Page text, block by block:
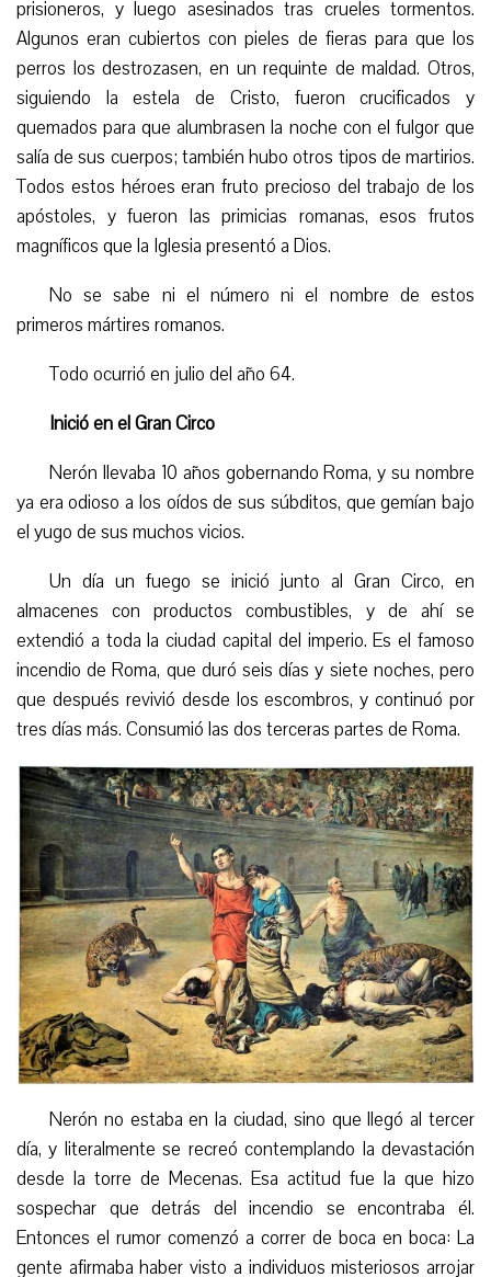
prisioneros, y luego asesinados tras crueles tormentos.
Algunos eran cubiertos con pieles de fieras para que los
perros los destrozasen, en un requinte de maldad. Otros,
siguiendo la estela de Cristo, fueron crucificados y
quemados para que alumbrasen la noche con el fulgor que
salía de sus cuerpos; también hubo otros tipos de martirios.
Todos estos héroes eran fruto precioso del trabajo de los
apóstoles, y fueron las primicias romanas, esos frutos
magníficos que la Iglesia presentó a Dios.
No se sabe ni el número ni el nombre de estos
primeros mártires romanos.
Todo ocurrió en julio del año 64.
Inició en el Gran Circo
Nerón llevaba 10 años gobernando Roma, y su nombre
ya era odioso a los oídos de sus súbditos, que gemían bajo
el yugo de sus muchos vicios.
Un día un fuego se inició junto al Gran Circo, en
almacenes con productos combustibles, y de ahí se
extendió a toda la ciudad capital del imperio. Es el famoso
incendio de Roma, que duró seis días y siete noches, pero
que después revivió desde los escombros, y continuó por
tres días más. Consumió las dos terceras partes de Roma.
Nerón no estaba en la ciudad, sino que llegó al tercer
día, y literalmente se recreó contemplando la devastación
desde la torre de Mecenas. Esa actitud fue la que hizo
sospechar que detrás del incendio se encontraba él.
Entonces el rumor comenzó a correr de boca en boca: La
gente afirmaba haber visto a individuos misteriosos arrojar